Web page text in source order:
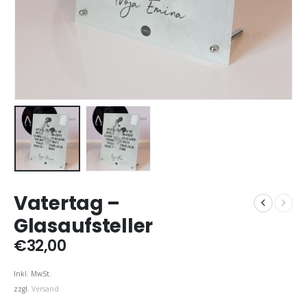
Vatertag –
Glasaufsteller
€32,00
Inkl. MwSt.
zzgl. Versand